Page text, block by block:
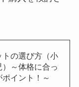
トの選び方（小
～体格に合っ
イント！～